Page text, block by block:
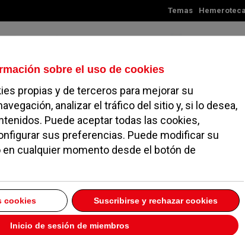
Temas Hemeroteca
Viernes, 07 de agosto de 2026
SOCIEDAD MAGAZINE SERVICIOS
de Sigma Dos
y pierde